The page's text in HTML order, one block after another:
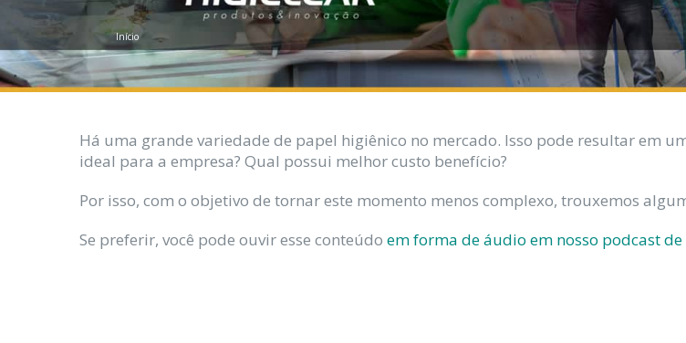
Início
Há uma grande variedade de papel higiênico no mercado. Isso pode resultar em
ideal para a empresa? Qual possui melhor custo benefício?
Por isso, com o objetivo de tornar este momento menos complexo, trouxemos
Se preferir, você pode ouvir esse conteúdo em forma de áudio em nosso podcast